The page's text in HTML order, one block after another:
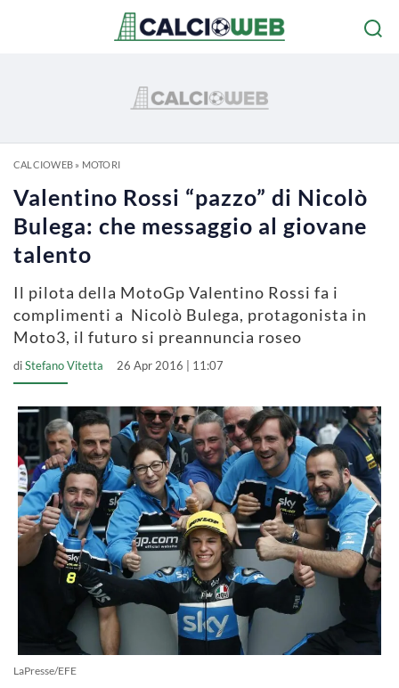
CALCIOWEB» MOTORI
Valentino Rossi “pazzo” di Nicolò
Bulega: che messaggio al giovane
talento
Il pilota della MotoGp Valentino Rossi fa i
complimenti a Nicolò Bulega, protagonista in
Moto3, il futuro si preannuncia roseo
diStefano Vitetta 26 Apr 2016 | 11:07
LaPresse/EFE